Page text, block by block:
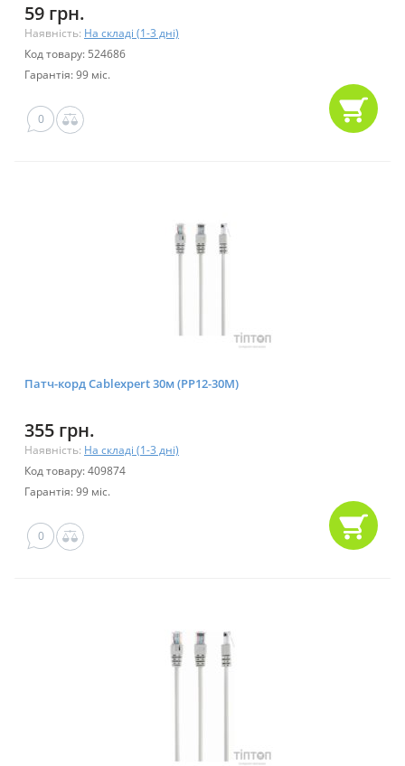
59 грн.
Наявність: На складі (1-3 дні)
Код товару: 524686
Гарантія: 99 міс.
0
Патч-корд Cablexpert 30м (PP12-30M)
355 грн.
Наявність: На складі (1-3 дні)
Код товару: 409874
Гарантія: 99 міс.
0